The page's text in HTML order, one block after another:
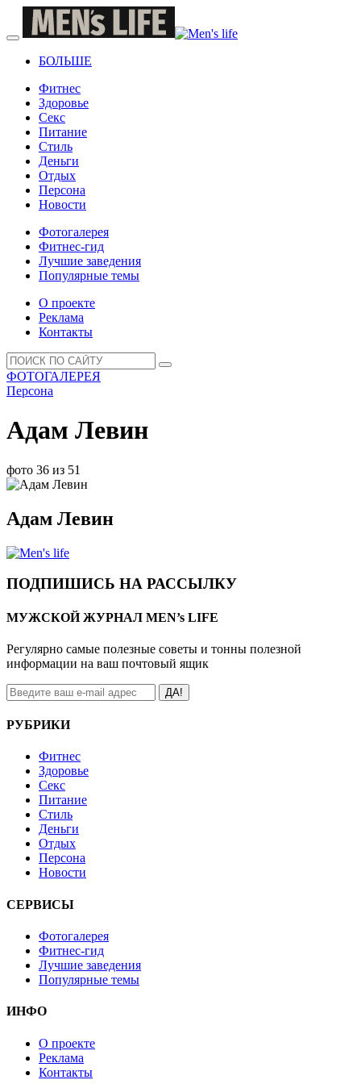
БОЛЬШЕ
Фитнес
Здоровье
Секс
Питание
Стиль
Деньги
Отдых
Персона
Новости
Фотогалерея
Фитнес-гид
Лучшие заведения
Популярные темы
О проекте
Реклама
Контакты
ФОТОГАЛЕРЕЯ
Персона
Адам Левин
фото 36 из 51
Адам Левин
ПОДПИШИСЬ НА РАССЫЛКУ
МУЖСКОЙ ЖУРНАЛ MEN’s LIFE
Регулярно самые полезные советы и тонны полезной
информации на ваш почтовый ящик
ДА!
РУБРИКИ
Фитнес
Здоровье
Секс
Питание
Стиль
Деньги
Отдых
Персона
Новости
СЕРВИСЫ
Фотогалерея
Фитнес-гид
Лучшие заведения
Популярные темы
ИНФО
О проекте
Реклама
Контакты